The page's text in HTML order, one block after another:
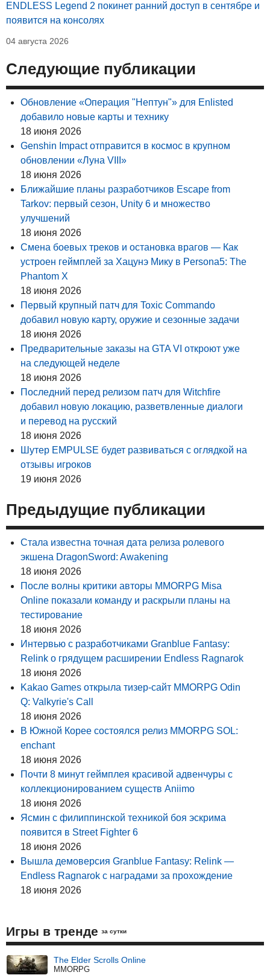
ENDLESS Legend 2 покинет ранний доступ в сентябре и
появится на консолях
04 августа 2026
Следующие публикации
Обновление «Операция "Нептун"» для Enlisted
добавило новые карты и технику
18 июня 2026
Genshin Impact отправится в космос в крупном
обновлении «Луна VIII»
18 июня 2026
Ближайшие планы разработчиков Escape from
Tarkov: первый сезон, Unity 6 и множество
улучшений
18 июня 2026
Смена боевых треков и остановка врагов — Как
устроен геймплей за Хацунэ Мику в Persona5: The
Phantom X
18 июня 2026
Первый крупный патч для Toxic Commando
добавил новую карту, оружие и сезонные задачи
18 июня 2026
Предварительные заказы на GTA VI откроют уже
на следующей неделе
18 июня 2026
Последний перед релизом патч для Witchfire
добавил новую локацию, разветвленные диалоги
и перевод на русский
18 июня 2026
Шутер EMPULSE будет развиваться с оглядкой на
отзывы игроков
19 июня 2026
Предыдущие публикации
Стала известна точная дата релиза ролевого
экшена DragonSword: Awakening
18 июня 2026
После волны критики авторы MMORPG Misa
Online показали команду и раскрыли планы на
тестирование
18 июня 2026
Интервью с разработчиками Granblue Fantasy:
Relink о грядущем расширении Endless Ragnarok
18 июня 2026
Kakao Games открыла тизер-сайт MMORPG Odin
Q: Valkyrie's Call
18 июня 2026
В Южной Корее состоялся релиз MMORPG SOL:
enchant
18 июня 2026
Почти 8 минут геймплея красивой адвенчуры с
коллекционированием существ Aniimo
18 июня 2026
Ясмин с филиппинской техникой боя эскрима
появится в Street Fighter 6
18 июня 2026
Вышла демоверсия Granblue Fantasy: Relink —
Endless Ragnarok с наградами за прохождение
18 июня 2026
Игры в тренде за сутки
The Elder Scrolls Online
MMORPG